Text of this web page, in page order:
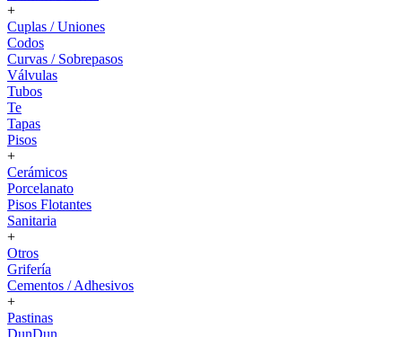
+
Cuplas / Uniones
Codos
Curvas / Sobrepasos
Válvulas
Tubos
Te
Tapas
Pisos
+
Cerámicos
Porcelanato
Pisos Flotantes
Sanitaria
+
Otros
Grifería
Cementos / Adhesivos
+
Pastinas
DunDun